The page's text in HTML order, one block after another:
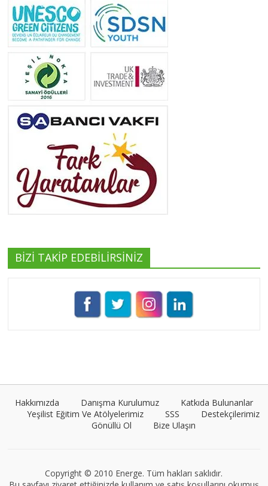
Yeliz Yılmaz
Tüm yazıları görüntüle
Yeşilist
Tüm yazıları görüntüle
BİZİ TAKİP EDEBİLİRSİNİZ
Hakkımızda Danışma Kurulumuz
Katkıda Bulunanlar
Yeşilist Eğitim Ve Atölyelerimiz
SSS
Destekçilerimiz
Gönüllü Ol
Bize Ulaşın
Copyright © 2010 Energe. Tüm hakları saklıdır.